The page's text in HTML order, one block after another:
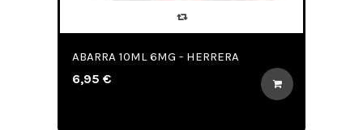
ABARRA 10ML 6MG - HERRERA
6,95 €